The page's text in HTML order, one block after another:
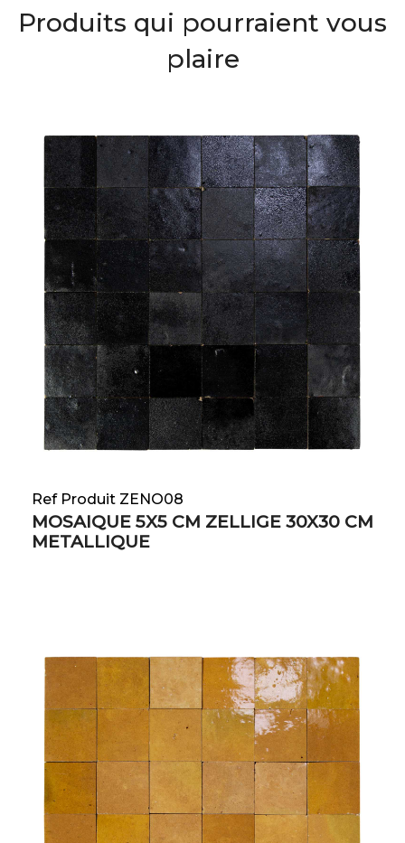
Produits qui pourraient vous
plaire
Ref Produit ZENO08
MOSAIQUE 5X5 CM ZELLIGE 30X30 CM
METALLIQUE